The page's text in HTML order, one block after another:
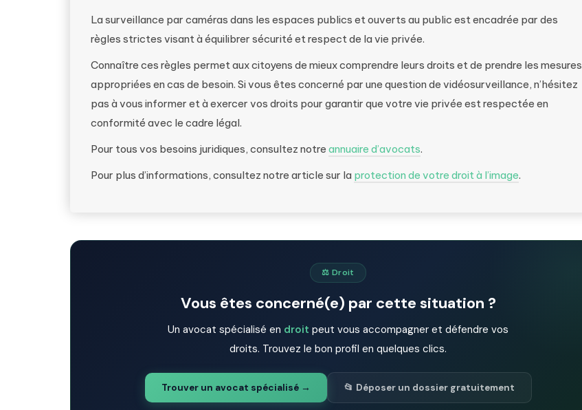
La surveillance par caméras dans les espaces publics et ouverts au public est encadrée par des
règles strictes visant à équilibrer sécurité et respect de la vie privée.
Connaître ces règles permet aux citoyens de mieux comprendre leurs droits et de prendre les mesures
appropriées en cas de besoin. Si vous êtes concerné par une question de vidéosurveillance, n’hésitez
pas à vous informer et à exercer vos droits pour garantir que votre vie privée est respectée en
conformité avec le cadre légal.
Pour tous vos besoins juridiques, consultez notre annuaire d’avocats.
Pour plus d’informations, consultez notre article sur la protection de votre droit à l’image.
⚖️ Droit
Vous êtes concerné(e) par cette situation ?
Un avocat spécialisé en droit peut vous accompagner et défendre vos
droits. Trouvez le bon profil en quelques clics.
Trouver un avocat spécialisé → 📂 Déposer un dossier gratuitement